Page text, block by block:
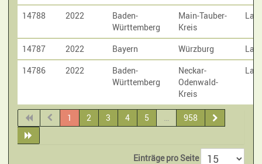
14788 2022
Baden-
Württemberg
Main-Tauber-
Kreis
14787 2022 Bayern Würzburg
14786
2022
Baden-
Württemberg
Neckar-
Odenwald-
Kreis
1 2 3 4 5 958
Einträge pro Seite